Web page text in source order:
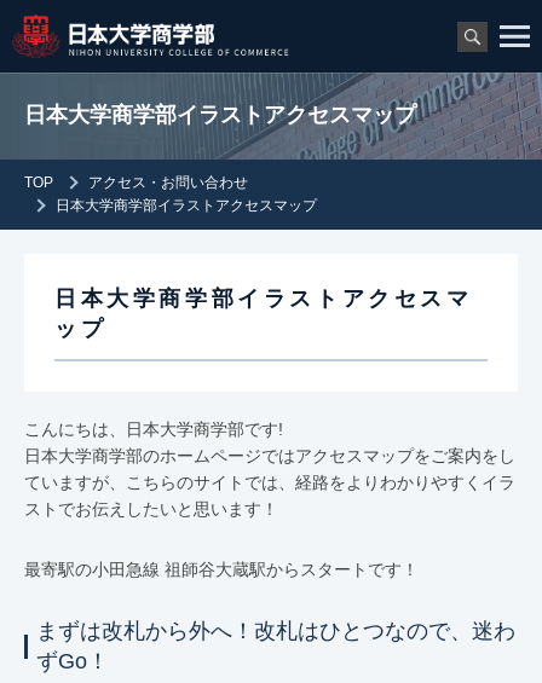
日本大学商学部イラストアクセスマップ
TOP
アクセス・お問い合わせ
日本大学商学部イラストアクセスマップ
日本大学商学部イラストアクセスマ
ップ
こんにちは、日本大学商学部です!
日本大学商学部のホームページではアクセスマップをご案内をし
ていますが、こちらのサイトでは、経路をよりわかりやすくイラ
ストでお伝えしたいと思います！
最寄駅の小田急線 祖師谷大蔵駅からスタートです！
まずは改札から外へ！改札はひとつなので、迷わ
ずGo！